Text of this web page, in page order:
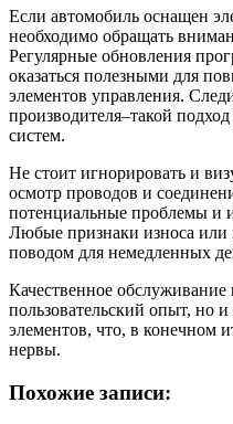
Если автомобиль оснащен
необходимо обращать
Регулярные обновления
оказаться полезными для
элементов управления.
производителя–такой
систем.
Не стоит игнорировать и
осмотр проводов и
потенциальные проблемы и
Любые признаки износа или
поводом для немедленных
Качественное обслуживание
пользовательский опыт, но
элементов, что, в конечном
нервы.
Похожие записи: